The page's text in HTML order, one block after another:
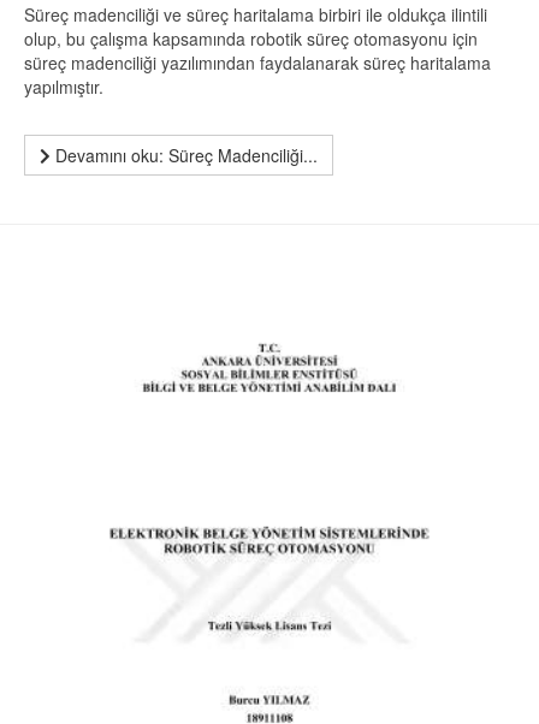
Süreç madenciliği ve süreç haritalama birbiri ile oldukça ilintili
olup, bu çalışma kapsamında robotik süreç otomasyonu için
süreç madenciliği yazılımından faydalanarak süreç haritalama
yapılmıştır.
Devamını oku: Süreç Madenciliği...